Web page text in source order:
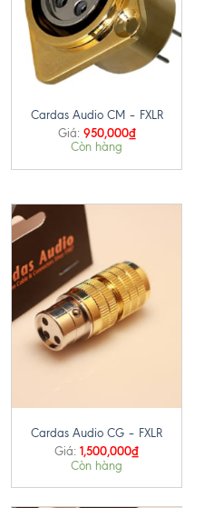
Cardas Audio CM – FXLR
Giá: 950,000₫
Còn hàng
Cardas Audio CG – FXLR
Giá: 1,500,000₫
Còn hàng